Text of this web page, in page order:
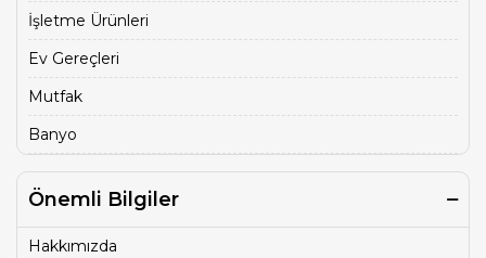
İşletme Ürünleri
Ev Gereçleri
Mutfak
Banyo
Önemli Bilgiler
Hakkımızda